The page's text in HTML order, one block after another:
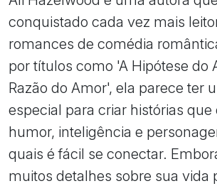
conquistado cada vez mais
romances de comédia
por títulos como 'A Hipótese do
Razão do Amor', ela parece ter
especial para criar histórias
humor, inteligência e
quais é fácil se conectar.
muitos detalhes sobre sua vida